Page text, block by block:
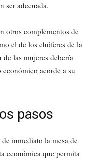
ser adecuada.
otros complementos de
el de los chóferes de la
las mujeres debería
acorde a su
pasos
inmediato la mesa de
económica que permita